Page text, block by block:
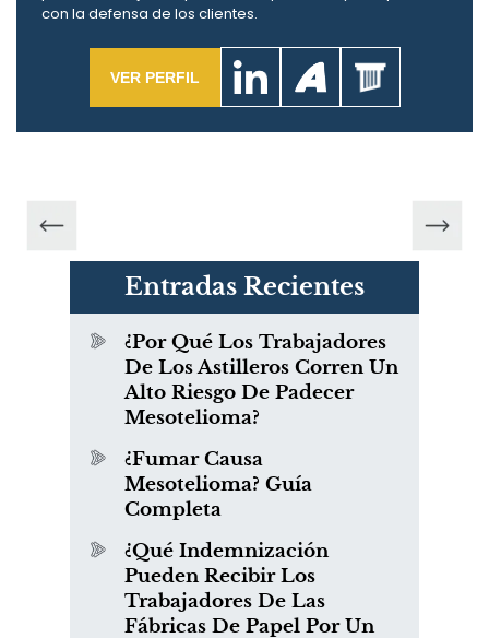
con la defensa de los clientes.
VER PERFIL
Entradas Recientes
¿Por Qué Los Trabajadores
De Los Astilleros Corren Un
Alto Riesgo De Padecer
Mesotelioma?
¿Fumar Causa
Mesotelioma? Guía
Completa
¿Qué Indemnización
Pueden Recibir Los
Trabajadores De Las
Fábricas De Papel Por Un